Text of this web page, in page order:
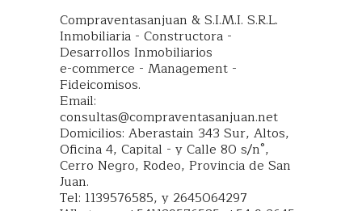
Compraventasanjuan & S.I.M.I. S.R.L.
Inmobiliaria - Constructora -
Desarrollos Inmobiliarios
e-commerce - Management -
Fideicomisos.
Email:
consultas@compraventasanjuan.net
Domicilios: Aberastain 343 Sur, Altos,
Oficina 4, Capital - y Calle 80 s/n°,
Cerro Negro, Rodeo, Provincia de San
Juan.
Tel: 1139576585, y 2645064297